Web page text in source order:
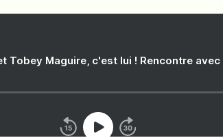
Tobey Maguire, c'est lui ! Rencontre